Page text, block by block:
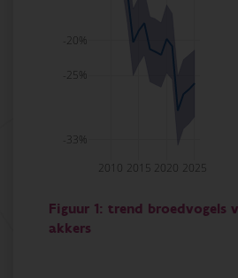
2010 2015 2020 2025
-33%
-25%
-20%
Figuur 1: trend broedvogels
akkers